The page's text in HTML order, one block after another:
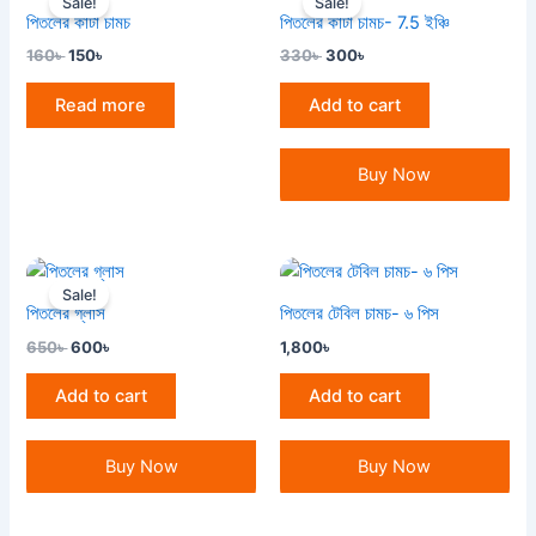
পিতলের কাটা চামচ
160৳
was:
160৳ .
150৳
is:
150৳ .
Read more
পিতলের কাটা চামচ- 7.5 ইঞ্চি
330৳
was:
330৳ .
300৳
is:
300৳ .
Add to cart
Buy Now
Sale!
পিতলের গ্লাস
650৳
Original
price
was:
650৳ .
600৳
Current
Add to cart
Buy Now
পিতলের টেবিল চামচ- ৬ পিস
1,800৳
Add to cart
Buy Now